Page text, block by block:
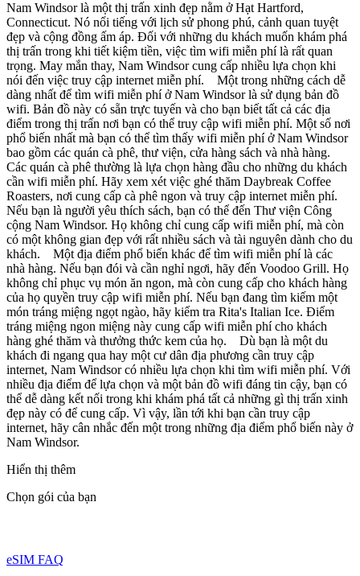
Nam Windsor là một thị trấn xinh đẹp nằm ở Hạt Hartford,
Connecticut. Nó nổi tiếng với lịch sử phong phú, cảnh quan tuyệt
đẹp và cộng đồng ấm áp. Đối với những du khách muốn khám phá
thị trấn trong khi tiết kiệm tiền, việc tìm wifi miễn phí là rất quan
trọng. May mắn thay, Nam Windsor cung cấp nhiều lựa chọn khi
nói đến việc truy cập internet miễn phí. Một trong những cách dễ
dàng nhất để tìm wifi miễn phí ở Nam Windsor là sử dụng bản đồ
wifi. Bản đồ này có sẵn trực tuyến và cho bạn biết tất cả các địa
điểm trong thị trấn nơi bạn có thể truy cập wifi miễn phí. Một số nơi
phổ biến nhất mà bạn có thể tìm thấy wifi miễn phí ở Nam Windsor
bao gồm các quán cà phê, thư viện, cửa hàng sách và nhà hàng.
Các quán cà phê thường là lựa chọn hàng đầu cho những du khách
cần wifi miễn phí. Hãy xem xét việc ghé thăm Daybreak Coffee
Roasters, nơi cung cấp cà phê ngon và truy cập internet miễn phí.
Nếu bạn là người yêu thích sách, bạn có thể đến Thư viện Công
cộng Nam Windsor. Họ không chỉ cung cấp wifi miễn phí, mà còn
có một không gian đẹp với rất nhiều sách và tài nguyên dành cho du
khách. Một địa điểm phổ biến khác để tìm wifi miễn phí là các
nhà hàng. Nếu bạn đói và cần nghỉ ngơi, hãy đến Voodoo Grill. Họ
không chỉ phục vụ món ăn ngon, mà còn cung cấp cho khách hàng
của họ quyền truy cập wifi miễn phí. Nếu bạn đang tìm kiếm một
món tráng miệng ngọt ngào, hãy kiểm tra Rita's Italian Ice. Điểm
tráng miệng ngon miệng này cung cấp wifi miễn phí cho khách
hàng ghé thăm và thưởng thức kem của họ. Dù bạn là một du
khách đi ngang qua hay một cư dân địa phương cần truy cập
internet, Nam Windsor có nhiều lựa chọn khi tìm wifi miễn phí. Với
nhiều địa điểm để lựa chọn và một bản đồ wifi đáng tin cậy, bạn có
thể dễ dàng kết nối trong khi khám phá tất cả những gì thị trấn xinh
đẹp này có để cung cấp. Vì vậy, lần tới khi bạn cần truy cập
internet, hãy cân nhắc đến một trong những địa điểm phổ biến này ở
Nam Windsor.
Hiển thị thêm
Chọn gói của bạn
eSIM FAQ